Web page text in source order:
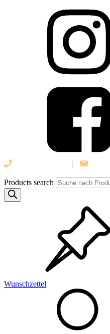
|
Products search
Wunschzettel